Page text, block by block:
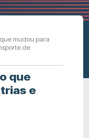
mudou para
de
que
e